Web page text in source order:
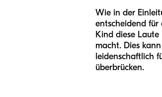
Wie in der
entscheidend für
Kind diese
macht. Dies
leidenschaftlich
überbrücken.